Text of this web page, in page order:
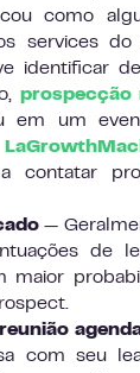
como
services
identificar
prospecção
em um
contatar
—
de
maior
com seu